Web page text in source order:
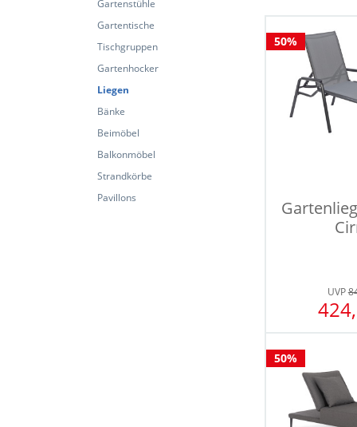
Gartenstühle
Gartentische
Tischgruppen
Gartenhocker
Liegen
Bänke
Beimöbel
Balkonmöbel
Strandkörbe
Pavillons
50%
UVP
50%